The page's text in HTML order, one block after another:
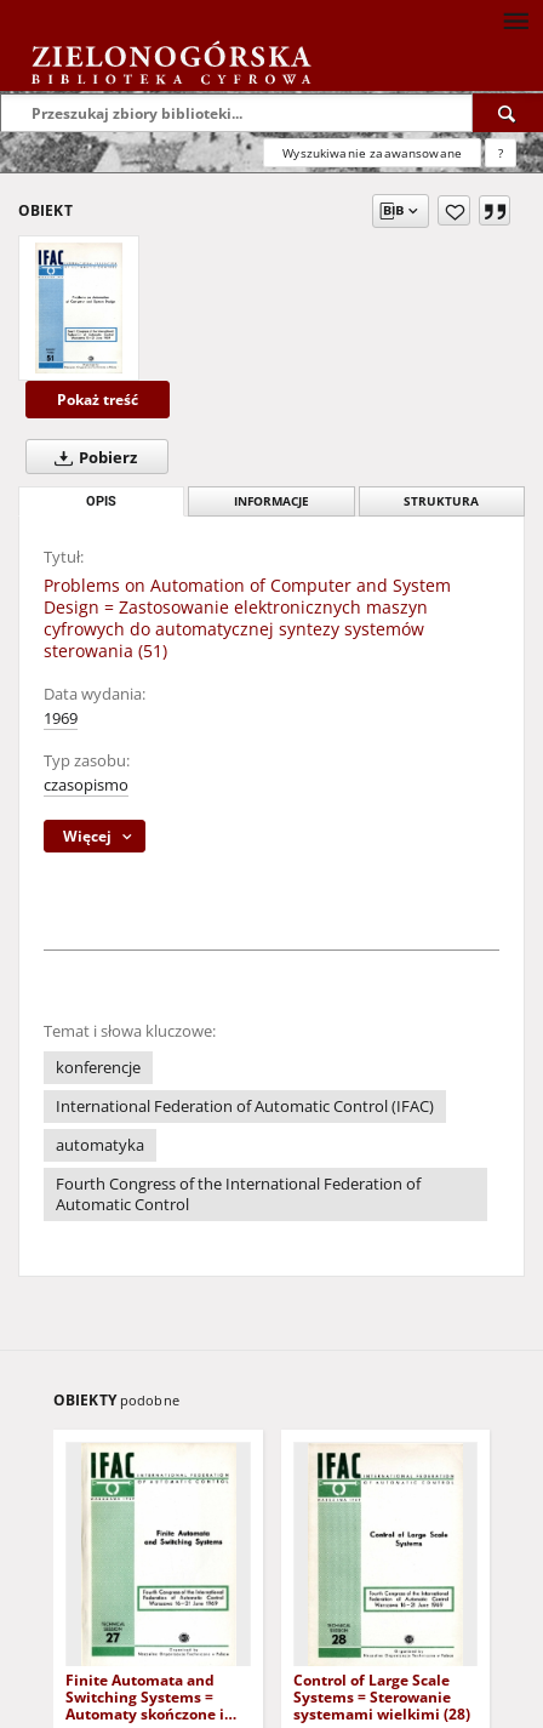
Wyszukiwanie zaawansowane ?
OBIEKT
Pokaż treść
Pobierz
OPIS INFORMACJE STRUKTURA
Tytuł:
Problems on Automation of Computer and System
Design = Zastosowanie elektronicznych maszyn
cyfrowych do automatycznej syntezy systemów
sterowania (51)
Data wydania:
1969
Typ zasobu:
czasopismo
Więcej
Temat i słowa kluczowe:
konferencje
International Federation of Automatic Control (IFAC)
automatyka
Fourth Congress of the International Federation of
Automatic Control
OBIEKTY podobne
Finite Automata and
Switching Systems =
Automaty skończone i
Control of Large Scale
Systems = Sterowanie
systemami wielkimi (28)